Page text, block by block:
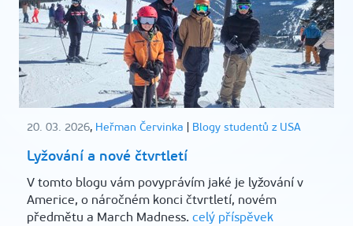
20. 03. 2026, Heřman Červinka Blogy studentů z USA
Lyžování a nové čtvrtletí
V tomto blogu vám povyprávím jaké je lyžování v
Americe, o náročném konci čtvrtletí, novém
předmětu a March Madness. celý příspěvek